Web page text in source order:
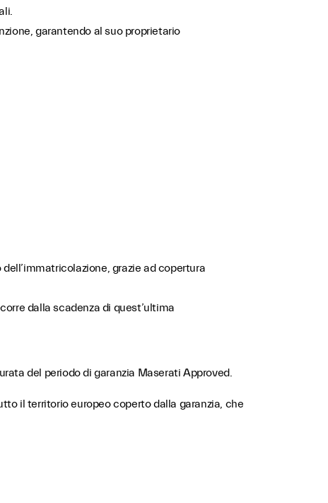
garantendo al suo proprietario
grazie ad copertura
dalla scadenza di quest’ultima
del periodo di garanzia Maserati Approved.
il territorio europeo coperto dalla garanzia, che